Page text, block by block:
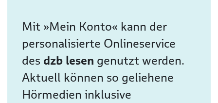
Mit »Mein Konto« kann der
personalisierte Onlineservice
des dzb lesen genutzt werden.
Aktuell können so geliehene
Hörmedien inklusive